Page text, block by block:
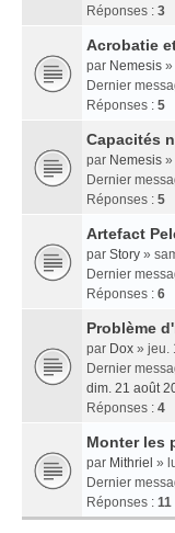
Réponses : 3
Acrobatie
par Nemesis »
Dernier
Réponses : 5
Capacités
par Nemesis »
Dernier
Réponses : 5
Artefact
par Story »
Dernier
Réponses : 6
Problème
par Dox » jeu.
Dernier
dim. 21 août
Réponses : 4
Monter les
par Mithriel »
Dernier
Réponses : 11